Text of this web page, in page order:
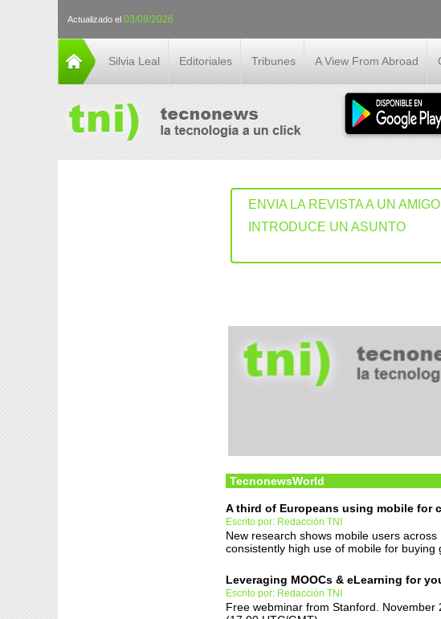
Actualizado el 03/08/2026
Silvia Leal Editoriales Tribunes A View From Abroad
ENVIA LA REVISTA A UN AMIGO
INTRODUCE UN ASUNTO
TecnonewsWorld
A third of Europeans using mobile for
Escrito por: Redacción TNI
New research shows mobile users
consistently high use of mobile for buying
Leveraging MOOCs & eLearning for
Escrito por: Redacción TNI
Free webminar from Stanford. November